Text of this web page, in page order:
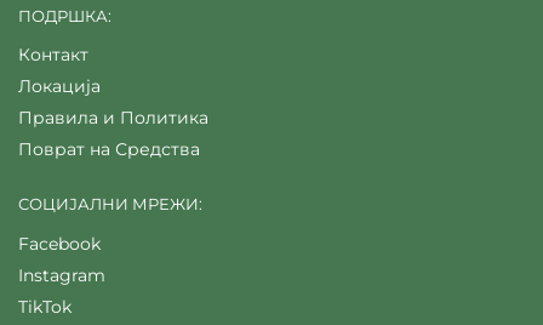
ПОДРШКА:
Контакт
Локација
Правила и Политика
Поврат на Средства
СОЦИЈАЛНИ МРЕЖИ:
Facebook
Instagram
TikTok